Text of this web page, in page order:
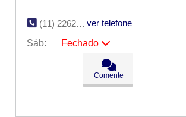
(11) 2262-5160
ver telefone
Sáb:
Fechado
09:00 - 18:00
09:00 - 18:00
09:00 - 18:00
Comente